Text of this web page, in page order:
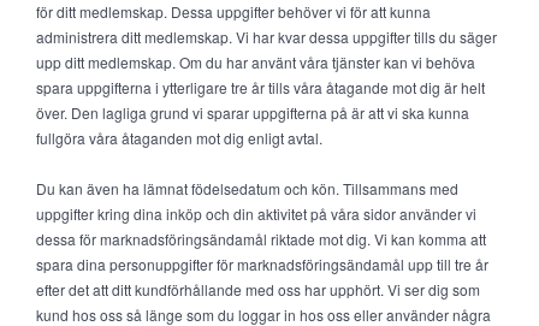
för ditt medlemskap. Dessa uppgifter behöver vi för att kunna
administrera ditt medlemskap. Vi har kvar dessa uppgifter tills du säger
upp ditt medlemskap. Om du har använt våra tjänster kan vi behöva
spara uppgifterna i ytterligare tre år tills våra åtagande mot dig är helt
över. Den lagliga grund vi sparar uppgifterna på är att vi ska kunna
fullgöra våra åtaganden mot dig enligt avtal.
Du kan även ha lämnat födelsedatum och kön. Tillsammans med
uppgifter kring dina inköp och din aktivitet på våra sidor använder vi
dessa för marknadsföringsändamål riktade mot dig. Vi kan komma att
spara dina personuppgifter för marknadsföringsändamål upp till tre år
efter det att ditt kundförhållande med oss har upphört. Vi ser dig som
kund hos oss så länge som du loggar in hos oss eller använder några